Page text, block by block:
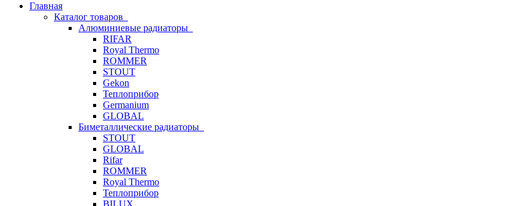
Главная
Каталог товаров
Алюминиевые радиаторы
RIFAR
Royal Thermo
ROMMER
STOUT
Gekon
Теплоприбор
Germanium
GLOBAL
Биметаллические радиаторы
STOUT
GLOBAL
Rifar
ROMMER
Royal Thermo
Теплоприбор
BILUX